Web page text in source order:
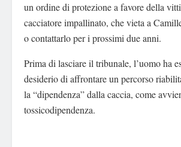
un ordine di protezione a favore della
cacciatore impallinato, che vieta a
o contattarlo per i prossimi due anni.
Prima di lasciare il tribunale, l’uomo ha
desiderio di affrontare un percorso
la “dipendenza” dalla caccia, come
tossicodipendenza.